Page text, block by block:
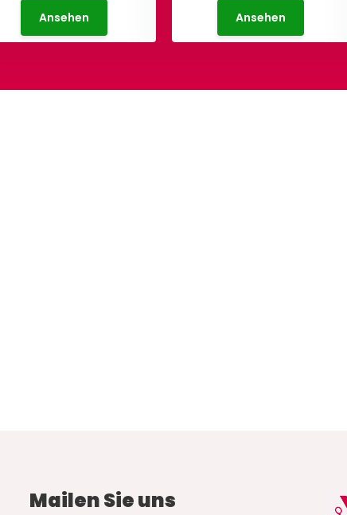
Ansehen
Ansehen
Mailen Sie uns